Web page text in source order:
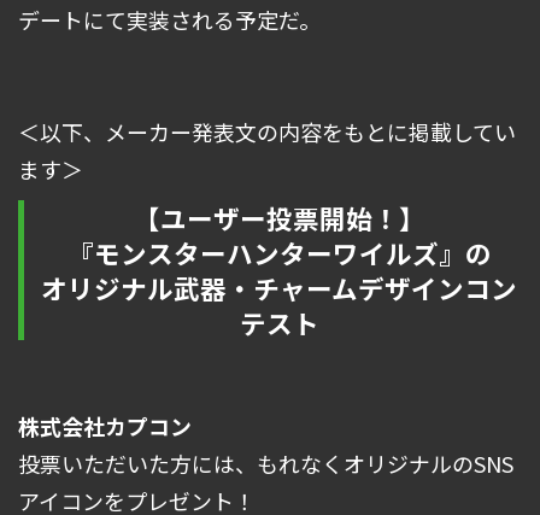
デートにて実装される予定だ。
＜以下、メーカー発表文の内容をもとに掲載してい
ます＞
【ユーザー投票開始！】
『モンスターハンターワイルズ』の
オリジナル武器・チャームデザインコン
テスト
株式会社カプコン
投票いただいた方には、もれなくオリジナルのSNS
アイコンをプレゼント！